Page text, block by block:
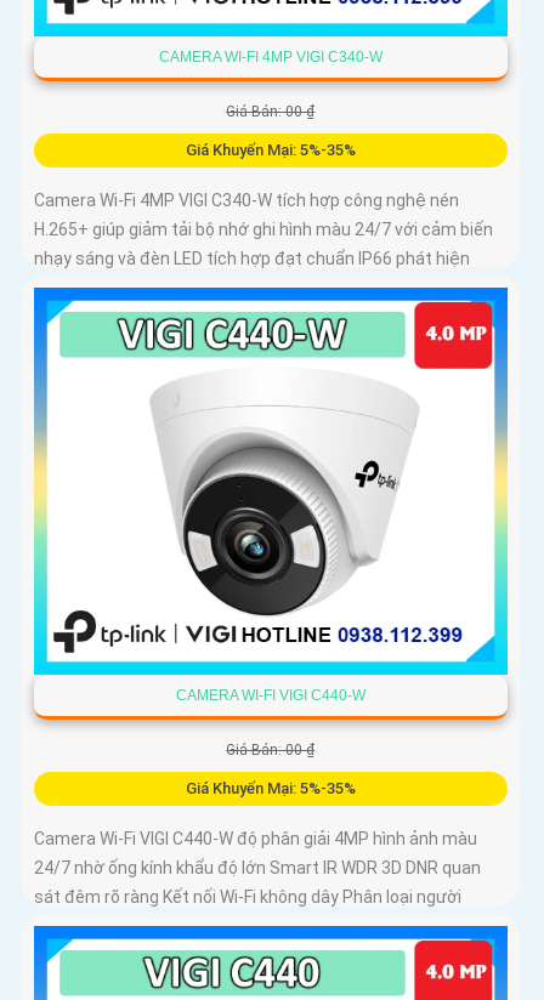
CAMERA WI-FI 4MP VIGI C340-W
Giá Bán: 00 ₫
Giá Khuyến Mại: 5%-35%
Camera Wi-Fi 4MP VIGI C340-W tích hợp công nghệ nén
H.265+ giúp giảm tải bộ nhớ ghi hình màu 24/7 với cảm biến
nhạy sáng và đèn LED tích hợp đạt chuẩn IP66 phát hiện
chuyển động phát hiện con người vượt ranh giới xâm nhập
giả mạo kiểm soát toàn bộ từ xa bằng VIGI App
CAMERA WI-FI VIGI C440-W
Giá Bán: 00 ₫
Giá Khuyến Mại: 5%-35%
Camera Wi-Fi VIGI C440-W độ phân giải 4MP hình ảnh màu
24/7 nhờ ống kính khẩu độ lớn Smart IR WDR 3D DNR quan
sát đêm rõ ràng Kết nối Wi-Fi không dây Phân loại người
phương tiện cảnh báo xâm nhập Âm thanh hai chiều Chuẩn
nén H.265+ Lưu trữ microSD 256GB IP66 chống nước